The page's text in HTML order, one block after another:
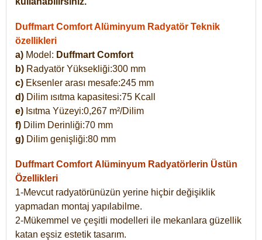
Duffmart Comfort Alüminyum Radyatör Teknik
özellikleri
a) Model: Duffmart Comfort
b) Radyatör Yüksekliği:300 mm
c) Eksenler arası mesafe:245 mm
d) Dilim ısıtma kapasitesi:75 Kcall
e) Isıtma Yüzeyi:0,267 m²/Dilim
f) Dilim Derinliği:70 mm
g) Dilim genişliği:80 mm
Duffmart Comfort Alüminyum Radyatörlerin Üstün
Özellikleri
1-Mevcut radyatörünüzün yerine hiçbir değişiklik
yapmadan montaj yapılabilme.
2-Mükemmel ve çeşitli modelleri ile mekanlara güzellik
katan eşsiz estetik tasarım.